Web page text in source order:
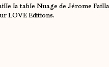
la table Nuage de Jérome
LOVE Editions.